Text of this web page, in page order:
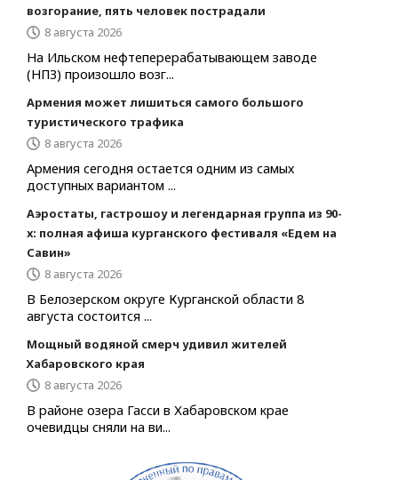
возгорание, пять человек пострадали
8 августа 2026
На Ильском нефтеперерабатывающем заводе
(НПЗ) произошло возг...
Армения может лишиться самого большого
туристического трафика
8 августа 2026
Армения сегодня остается одним из самых
доступных вариантом ...
Аэростаты, гастрошоу и легендарная группа из 90-
х: полная афиша курганского фестиваля «Едем на
Савин»
8 августа 2026
В Белозерском округе Курганской области 8
августа состоится ...
Мощный водяной смерч удивил жителей
Хабаровского края
8 августа 2026
В районе озера Гасси в Хабаровском крае
очевидцы сняли на ви...